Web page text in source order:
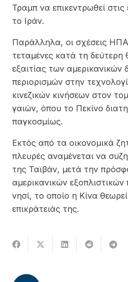
Τραμπ να επικεντρωθεί
το Ιράν.
Παράλληλα, οι σχέσεις
τεταμένες κατά τη δεύτερη
εξαιτίας των
περιορισμών στην
κινεζικών κινήσεων στον
γαιών, όπου το Πεκίνο
παγκοσμίως.
Εκτός από τα οικονομικά
πλευρές αναμένεται να
της Ταϊβάν, μετά την
αμερικανικών
νησί, το οποίο η Κίνα
επικράτειάς της.